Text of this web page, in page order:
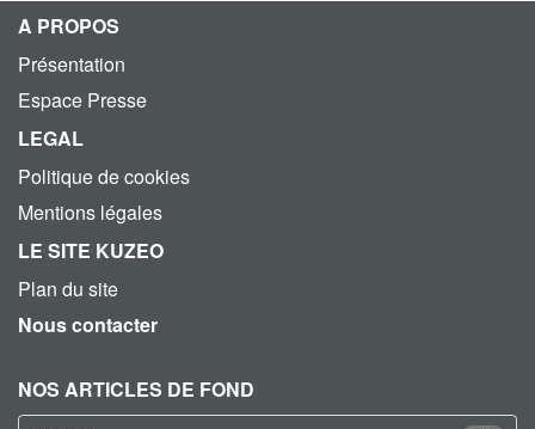
A PROPOS
Présentation
Espace Presse
LEGAL
Politique de cookies
Mentions légales
LE SITE KUZEO
Plan du site
Nous contacter
NOS ARTICLES DE FOND